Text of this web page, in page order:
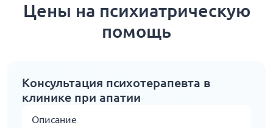
Цены на психиатрическую
помощь
Консультация психотерапевта в
клинике при апатии
Описание